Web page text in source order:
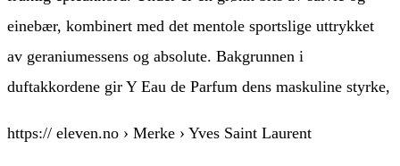
einebær, kombinert med det mentole sportslige uttrykket
av geraniumessens og absolute. Bakgrunnen i
duftakkordene gir Y Eau de Parfum dens maskuline styrke,
https:// eleven.no › Merke › Yves Saint Laurent